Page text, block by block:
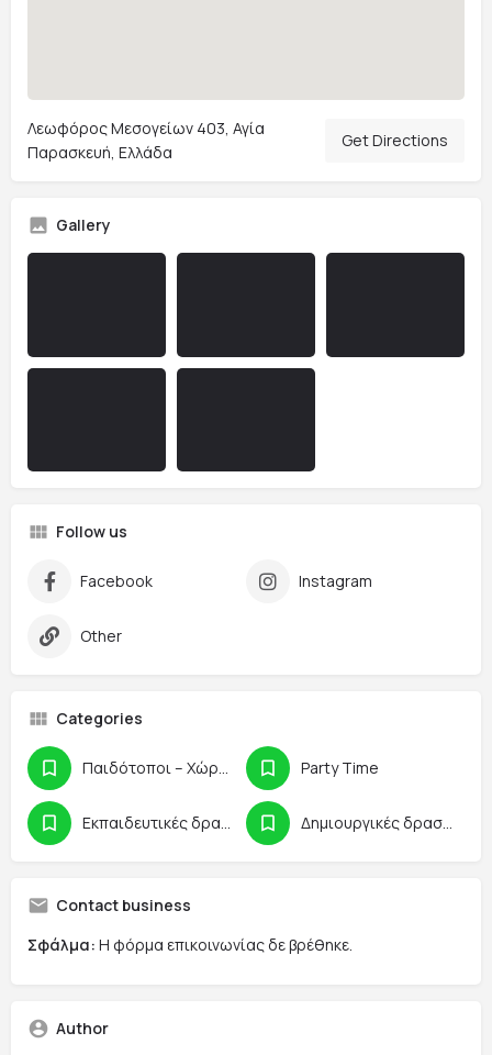
Λεωφόρος Μεσογείων 403, Αγία
Παρασκευή, Ελλάδα
Get Directions
Gallery
Follow us
Facebook Instagram
Other
Categories
Παιδότοποι – Χώροι Παιχνιδιού Party Time
Εκπαιδευτικές δραστηριότητες Δημιουργικές δραστηριότητες
Contact business
Σφάλμα: Η φόρμα επικοινωνίας δε βρέθηκε.
Author